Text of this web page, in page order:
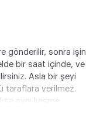
gönderilir, sonra işin
bir saat içinde, ve
Asla bir şeyi
taraflara verilmez.
aynı kesme